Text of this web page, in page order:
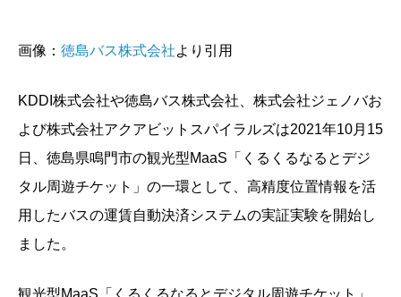
画像： 徳島バス株式会社より引用
KDDI株式会社や徳島バス株式会社、株式会社ジェノバお
よび株式会社アクアビットスパイラルズは2021年10月15
日、徳島県鳴門市の観光型MaaS「くるくるなるとデジ
タル周遊チケット」の一環として、高精度位置情報を活
用したバスの運賃自動決済システムの実証実験を開始し
ました。